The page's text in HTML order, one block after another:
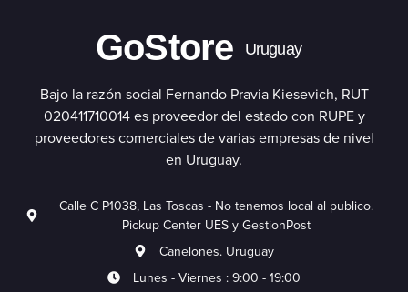
GoStore Uruguay
Bajo la razón social Fernando Pravia Kiesevich, RUT
020411710014 es proveedor del estado con RUPE y
proveedores comerciales de varias empresas de nivel
en Uruguay.
Calle C P1038, Las Toscas - No tenemos local al publico.
Pickup Center UES y GestionPost
Canelones. Uruguay
Lunes - Viernes : 9:00 - 19:00